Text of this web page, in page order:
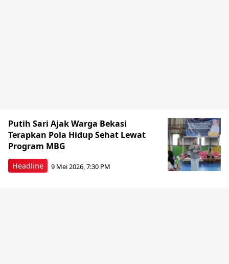
Headline
Putih Sari Ajak Warga Bekasi
Terapkan Pola Hidup Sehat Lewat
Program MBG
9 Mei 2026, 7:30 PM